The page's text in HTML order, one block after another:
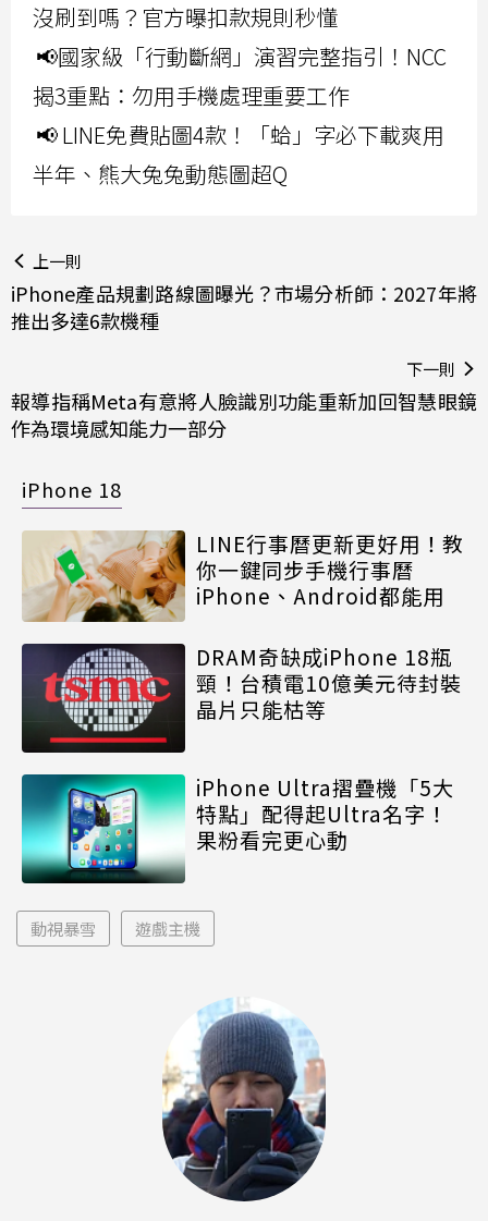
沒刷到嗎？官方曝扣款規則秒懂
📢國家級「行動斷網」演習完整指引！NCC
揭3重點：勿用手機處理重要工作
📢 LINE免費貼圖4款！「蛤」字必下載爽用
半年、熊大兔兔動態圖超Q
上一則
iPhone產品規劃路線圖曝光？市場分析師：2027年將
推出多達6款機種
下一則
報導指稱Meta有意將人臉識別功能重新加回智慧眼鏡
作為環境感知能力一部分
iPhone 18
LINE行事曆更新更好用！教
你一鍵同步手機行事曆
iPhone、Android都能用
DRAM奇缺成iPhone 18瓶
頸！台積電10億美元待封裝
晶片只能枯等
iPhone Ultra摺疊機「5大
特點」配得起Ultra名字！
果粉看完更心動
動視暴雪 遊戲主機